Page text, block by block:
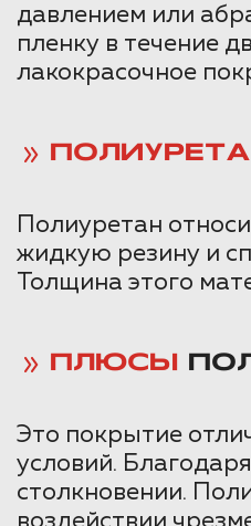
давлением или
пленку в течение
лакокрасочное
Полиуретан
жидкую резину и
Толщина этого
ПЛЮСЫ
Это покрытие
условий.
столкновении.